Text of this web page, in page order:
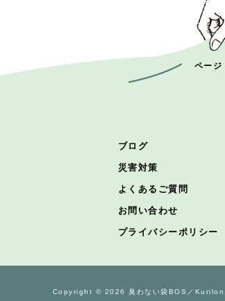
ページ
ブログ
災害対策
よくあるご質問
お問い合わせ
プライバシーポリシー
Copyright © 2026 臭わない袋BOS／